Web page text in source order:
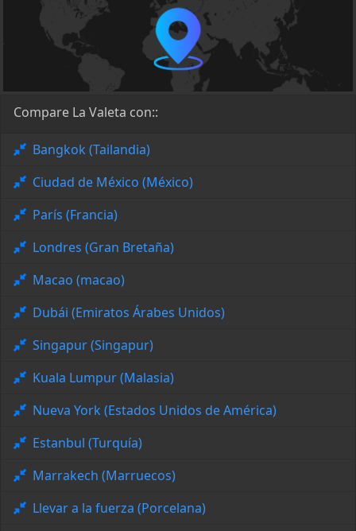
Compare La Valeta con::
Bangkok (Tailandia)
Ciudad de México (México)
París (Francia)
Londres (Gran Bretaña)
Macao (macao)
Dubái (Emiratos Árabes Unidos)
Singapur (Singapur)
Kuala Lumpur (Malasia)
Nueva York (Estados Unidos de América)
Estanbul (Turquía)
Marrakech (Marruecos)
Llevar a la fuerza (Porcelana)